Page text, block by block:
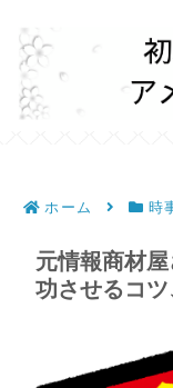
ホーム 時
元情報商材
功させるコ